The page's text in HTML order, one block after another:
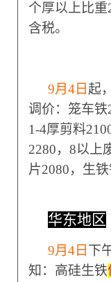
个厚以上比重
含税。
9月4日 起，
调价：笼车铁
1-4厚剪料
2280，8以上
片2080，生
华东地区
9月4日 下
知：高硅生铁